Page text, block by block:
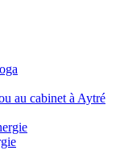
au cabinet à Aytré